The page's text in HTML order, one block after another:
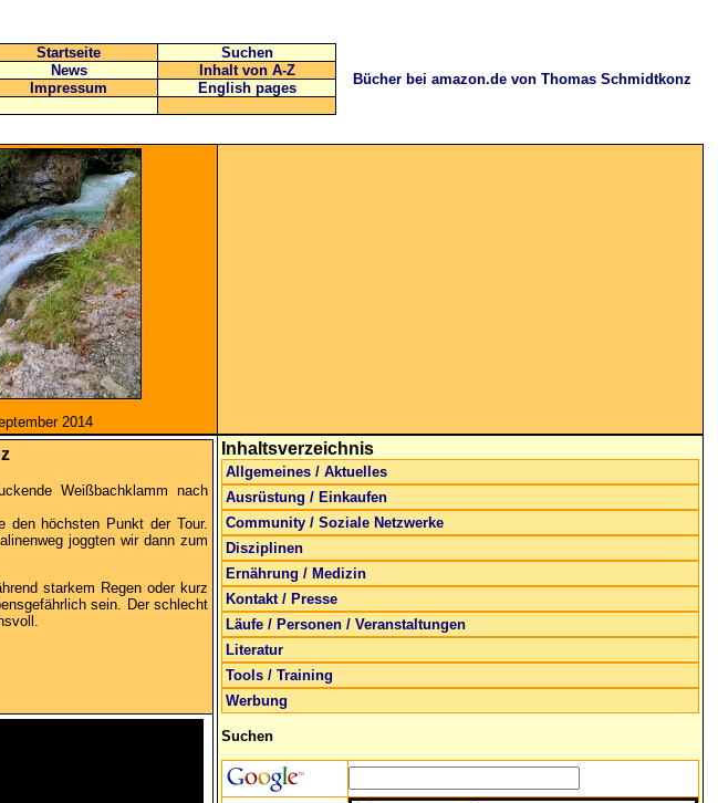
Startseite
Suchen
News
Inhalt von A-Z
Impressum
English pages
Bücher bei amazon.de von Thomas Schmidtkonz
2014
Weißbachklamm nach
den höchsten Punkt der Tour.
joggten wir dann zum
starkem Regen oder kurz
sein. Der schlecht
Inhaltsverzeichnis
Allgemeines / Aktuelles
Ausrüstung / Einkaufen
Community / Soziale Netzwerke
Disziplinen
Ernährung / Medizin
Kontakt / Presse
Läufe / Personen / Veranstaltungen
Literatur
Tools / Training
Werbung
Suchen